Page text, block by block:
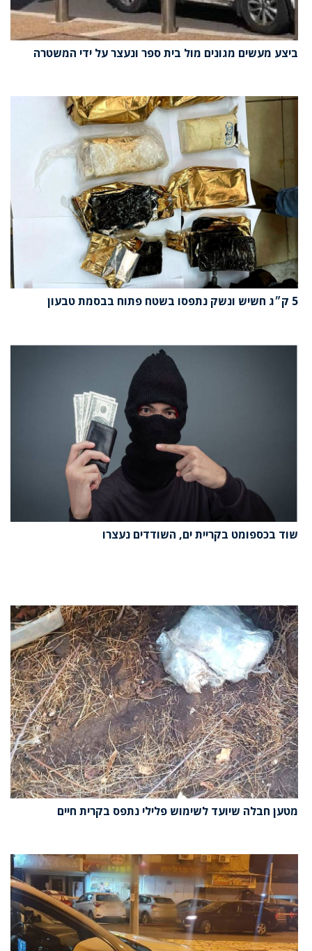
ביצע מעשים מגונים מול בית ספר ונעצר על ידי המשטרה
5 ק״ג חשיש ונשק נתפסו בשטח פתוח בבסמת טבעון
שוד בכספומט בקריית ים, השודדים נעצרו
מטען חבלה שיועד לשימוש פלילי נתפס בקרית חיים